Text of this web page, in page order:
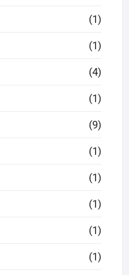
(1)
(1)
(4)
(1)
(9)
(1)
(1)
(1)
(1)
(1)